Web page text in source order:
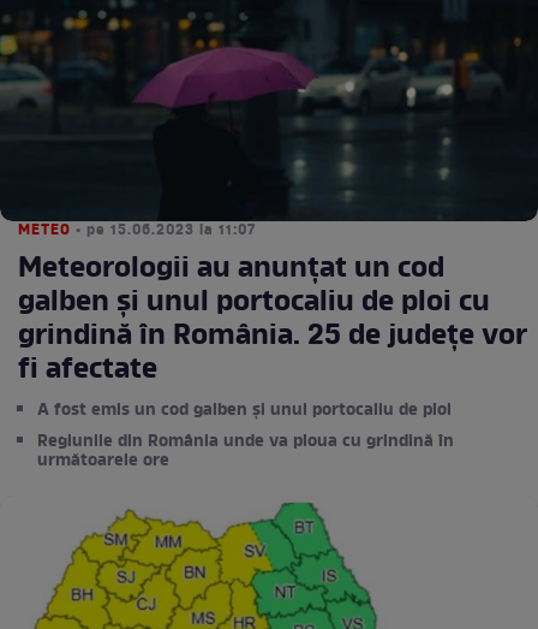
METEO • pe 15.06.2023 la 11:07
Meteorologii au anunțat un cod
galben și unul portocaliu de ploi cu
grindină în România. 25 de județe vor
fi afectate
A fost emis un cod galben și unul portocaliu de ploi
Regiunile din România unde va ploua cu grindină în
următoarele ore